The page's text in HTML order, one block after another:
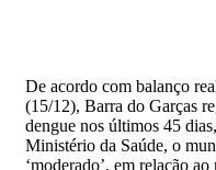
De acordo com balanço
(15/12), Barra do Garças
dengue nos últimos 45
Ministério da Saúde, o
‘moderado’, em relação